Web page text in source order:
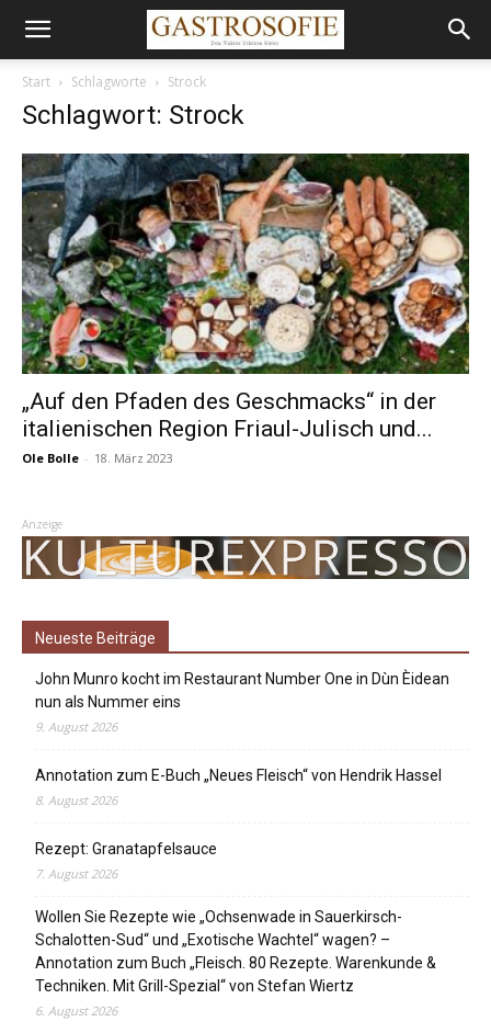
Start Schlagworte Strock
Schlagwort: Strock
„Auf den Pfaden des Geschmacks“ in der
italienischen Region Friaul-Julisch und...
Ole Bolle - 18. März 2023
Anzeige
Neueste Beiträge
John Munro kocht im Restaurant Number One in Dùn Èidean
nun als Nummer eins
9. August 2026
Annotation zum E-Buch „Neues Fleisch“ von Hendrik Hassel
8. August 2026
Rezept: Granatapfelsauce
7. August 2026
Wollen Sie Rezepte wie „Ochsenwade in Sauerkirsch-
Schalotten-Sud“ und „Exotische Wachtel“ wagen? –
Annotation zum Buch „Fleisch. 80 Rezepte. Warenkunde &
Techniken. Mit Grill-Spezial“ von Stefan Wiertz
6. August 2026